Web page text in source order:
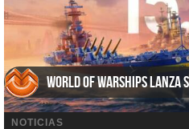
World of Warships lanza
NOTICIAS